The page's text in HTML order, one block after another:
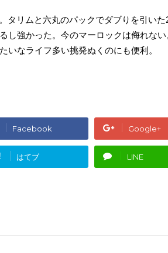
タリムと六丸のパックでダブりを引いた
し強かった。今のマーロックは侮れない
いなライフ多い挑発ぬくのにも便利。
Facebook Google+
はてブ LINE